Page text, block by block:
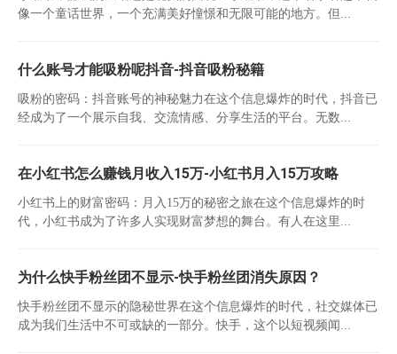
像一个童话世界，一个充满美好憧憬和无限可能的地方。但...
什么账号才能吸粉呢抖音-抖音吸粉秘籍
吸粉的密码：抖音账号的神秘魅力在这个信息爆炸的时代，抖音已
经成为了一个展示自我、交流情感、分享生活的平台。无数...
在小红书怎么赚钱月收入15万-小红书月入15万攻略
小红书上的财富密码：月入15万的秘密之旅在这个信息爆炸的时
代，小红书成为了许多人实现财富梦想的舞台。有人在这里...
为什么快手粉丝团不显示-快手粉丝团消失原因？
快手粉丝团不显示的隐秘世界在这个信息爆炸的时代，社交媒体已
成为我们生活中不可或缺的一部分。快手，这个以短视频闻...